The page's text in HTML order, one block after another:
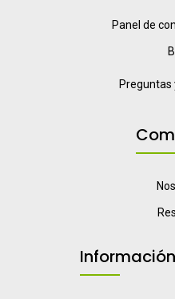
Panel de
Preguntas